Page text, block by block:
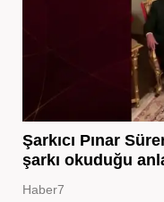
Şarkıcı Pınar
şarkı okuduğu
Haber7